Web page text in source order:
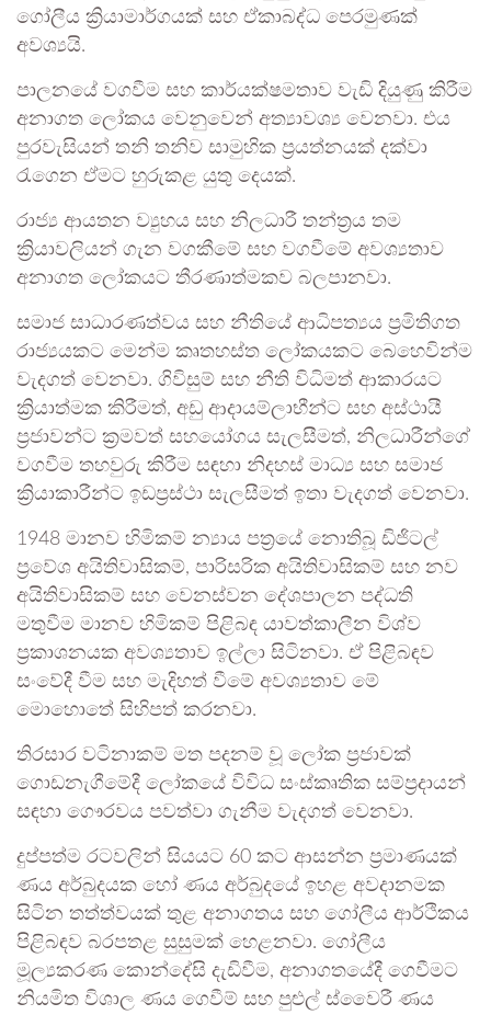
ගෝලීය ක්‍රියාමාර්ගයක් සහ ඒකාබද්ධ පෙරමුණක්
අවශ්‍යයි.
පාලනයේ වගවීම සහ කාර්යක්ෂමතාව වැඩි දියුණු කිරීම
අනාගත ලෝකය වෙනුවෙන් අත්‍යාවශ්‍ය වෙනවා. එය
පුරවැසියන් තනි තනිව සාමුහික ප්‍රයත්නයක් දක්වා
රැගෙන ඒමට හුරුකළ යුතු දෙයක්.
රාජ්‍ය ආයතන ව්‍යුහය සහ නිලධාරී තන්ත්‍රය තම
ක්‍රියාවලියන් ගැන වගකීමේ සහ වගවීමේ අවශ්‍යතාව
අනාගත ලෝකයට තීරණාත්මකව බලපානවා.
සමාජ සාධාරණත්වය සහ නීතියේ ආධිපත්‍යය ප්‍රමිතිගත
රාජ්‍යයකට මෙන්ම කෘතහස්ත ලෝකයකට බෙහෙවින්ම
වැදගත් වෙනවා. ගිවිසුම් සහ නීති විධිමත් ආකාරයට
ක්‍රියාත්මක කිරීමත්, අඩු ආදායම්ලාභීන්ට සහ අස්ථායී
ප්‍රජාවන්ට ක්‍රමවත් සහයෝගය සැලසීමත්, නිලධාරීන්ගේ
වගවීම තහවුරු කිරීම සඳහා නිදහස් මාධ්‍ය සහ සමාජ
ක්‍රියාකාරීන්ට ඉඩප්‍රස්ථා සැලසීමත් ඉතා වැදගත් වෙනවා.
1948 මානව හිමිකම් න්‍යාය පත්‍රයේ නොතිබූ ඩිජිටල්
ප්‍රවේශ අයිතිවාසිකම්, පාරිසරික අයිතිවාසිකම් සහ නව
අයිතිවාසිකම් සහ වෙනස්වන දේශපාලන පද්ධති
මතුවීම මානව හිමිකම් පිළිබඳ යාවත්කාලීන විශ්ව
ප්‍රකාශනයක අවශ්‍යතාව ඉල්ලා සිටිනවා. ඒ පිළිබඳව
සංවේදී වීම සහ මැදිහත් වීමේ අවශ්‍යතාව මේ
මොහොතේ සිහිපත් කරනවා.
තිරසාර වටිනාකම් මත පදනම් වූ ලෝක ප්‍රජාවක්
ගොඩනැගීමේදී ලෝකයේ විවිධ සංස්කෘතික සම්ප්‍රදායන්
සඳහා ගෞරවය පවත්වා ගැනීම වැදගත් වෙනවා.
දුප්පත්ම රටවලින් සියයට 60 කට ආසන්න ප්‍රමාණයක්
ණය අර්බුදයක හෝ ණය අර්බුදයේ ඉහළ අවදානමක
සිටින තත්ත්වයක් තුළ අනාගතය සහ ගෝලීය ආර්ථිකය
පිළිබඳව බරපතළ සුසුමක් හෙළනවා. ගෝලීය
මූල්‍යකරණ කොන්දේසි දැඩිවීම, අනාගතයේදී ගෙවීමට
නියමිත විශාල ණය ගෙවීම් සහ පුළුල් ස්වෛරී ණය